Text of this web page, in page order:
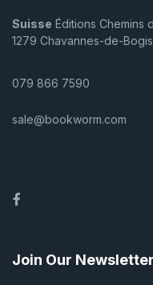
Suisse Éditions Chemins
1279 Chavannes-de-Bogis
079 866 7590
sale@bookworm.com
Join Our Newsletter